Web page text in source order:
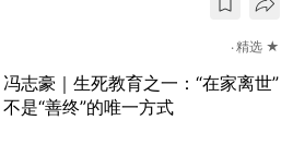
精选 ★
冯志豪｜生死教育之一：“在家离世”
不是“善终”的唯一方式